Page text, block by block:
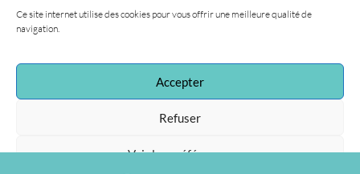
Ce site internet utilise des cookies pour vous offrir une meilleure qualité de
navigation.
Accepter
Refuser
Voir les préférences
Association Agapa